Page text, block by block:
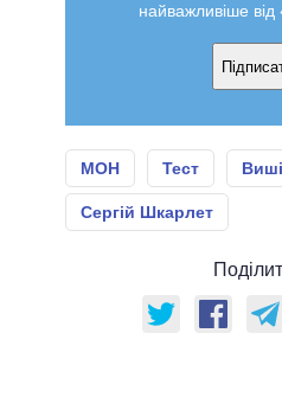
найважливіше від
МОН Тест Виші
Сергій Шкарлет